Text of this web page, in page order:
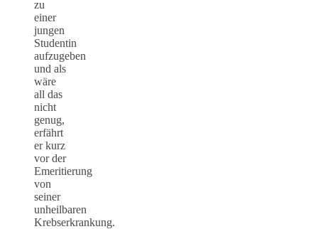
zu
einer
jungen
Studentin
aufzugeben
und als
wäre
all das
nicht
genug,
erfährt
er kurz
vor der
Emeritierung
von
seiner
unheilbaren
Krebserkrankung.